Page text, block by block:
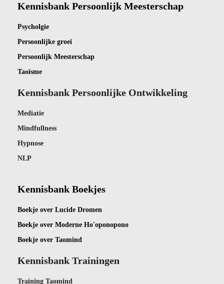
Kennisbank Persoonlijk Meesterschap
Psycholgie
Persoonlijke groei
Persoonlijk Meesterschap
Taoïsme
Kennisbank Persoonlijke Ontwikkeling
Mediatie
Mindfullness
Hypnose
NLP
Kennisbank Boekjes
Boekje over Lucide Dromen
Boekje over Moderne Ho'oponopono
Boekje over Taomind
Kennisbank Trainingen
Training Taomind